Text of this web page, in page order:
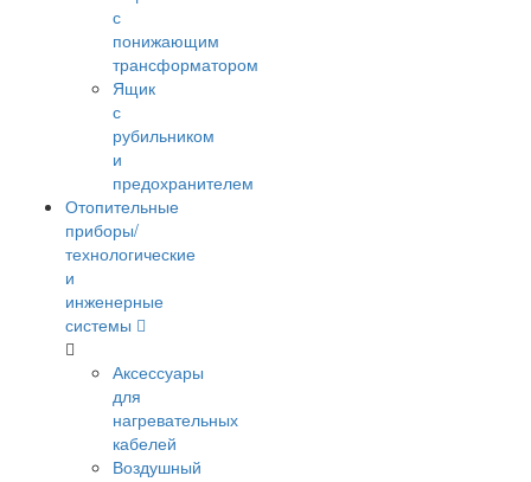
с
понижающим
трансформатором
Ящик
с
рубильником
и
предохранителем
Отопительные
приборы/
технологические
и
инженерные
системы
Аксессуары
для
нагревательных
кабелей
Воздушный